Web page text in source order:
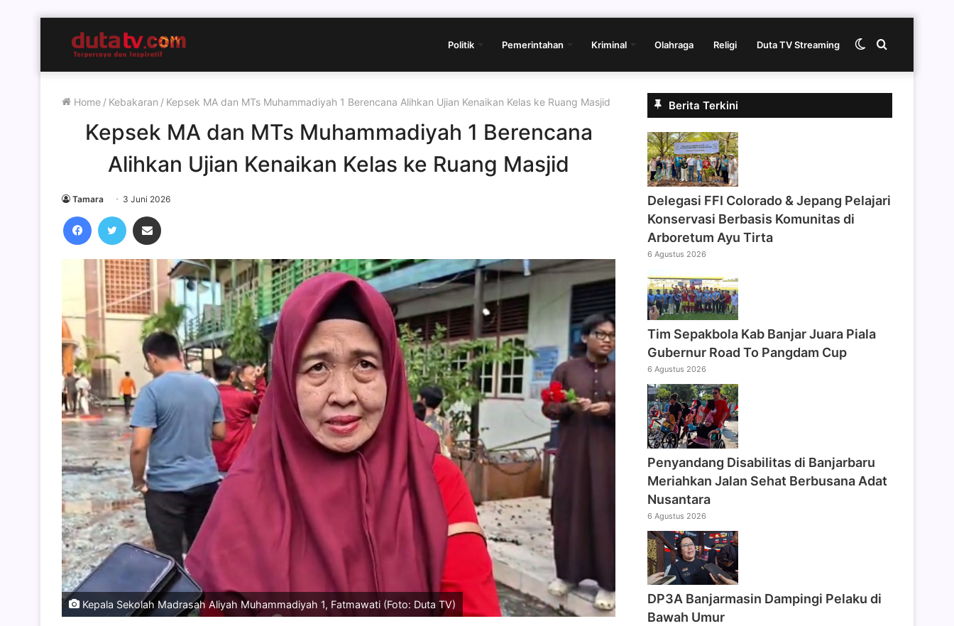
Politik Pemerintahan Kriminal Olahraga Religi Duta TV Streaming Cari
Switch
Home / Kebakaran / Kepsek MA dan MTs Muhammadiyah 1 Berencana Alihkan Ujian Kenaikan Kelas ke Ruang Masjid
Kepsek MA dan MTs Muhammadiyah 1 Berencana
Alihkan Ujian Kenaikan Kelas ke Ruang Masjid
Tamara 3 Juni 2026
FacebookTwitter
Kepala Sekolah Madrasah Aliyah Muhammadiyah 1, Fatmawati (Foto: Duta TV)
Berita Terkini
Delegasi FFI Colorado & Jepang Pelajari
Konservasi Berbasis Komunitas di
Arboretum Ayu Tirta
6 Agustus 2026
Tim Sepakbola Kab Banjar Juara Piala
Gubernur Road To Pangdam Cup
6 Agustus 2026
Penyandang Disabilitas di Banjarbaru
Meriahkan Jalan Sehat Berbusana Adat
Nusantara
6 Agustus 2026
DP3A Banjarmasin Dampingi Pelaku di
Bawah Umur